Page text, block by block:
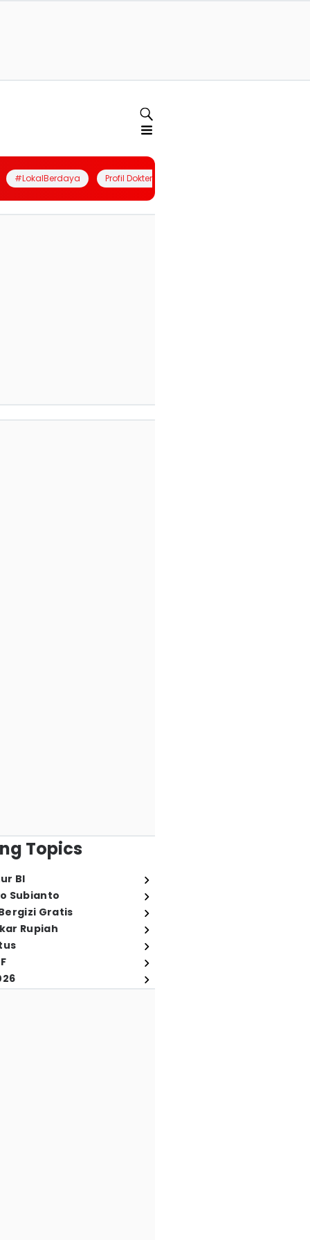
#LokalBerdaya Profil Dokter
Topics
BI
Subianto
Gratis
Rupiah